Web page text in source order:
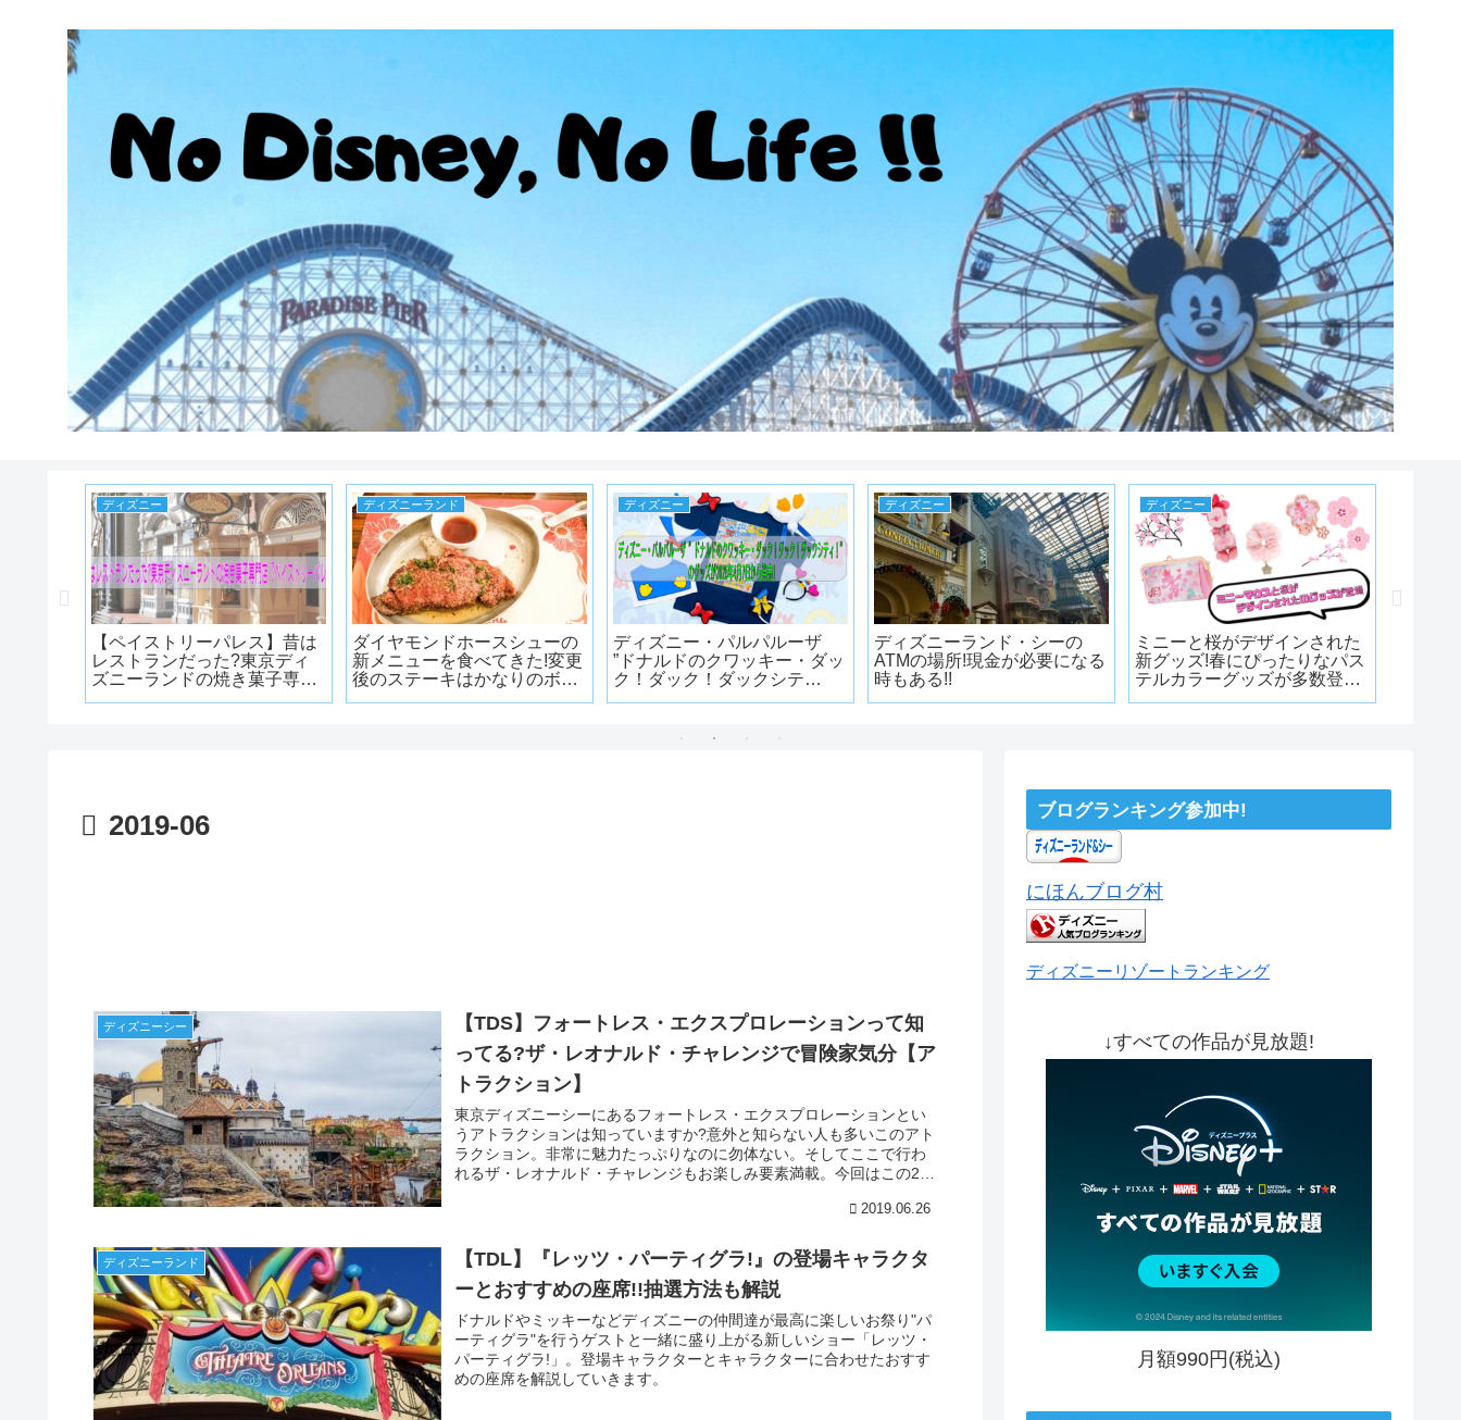
ディズニー
【ペイストリーパレス】昔は
レストランだった?東京ディ
ズニーランドの焼き菓子専門
ディズニーランド
ダイヤモンドホースシューの
新メニューを食べてきた!変更
後のステーキはかなりのボリ
ディズニー
ディズニー・パルパルーザ
”ドナルドのクワッキー・ダッ
ク！ダック！ダックシテ
ディズニー
ディズニーランド・シーの
ATMの場所!現金が必要になる
時もある!!
ディズニー
ミニーと桜がデザインされた
新グッズ!春にぴったりなパス
テルカラーグッズが多数登
2019-06
ディズニーシー
【TDS】フォートレス・エクスプロレーションって知
ってる?ザ・レオナルド・チャレンジで冒険家気分【ア
トラクション】
東京ディズニーシーにあるフォートレス・エクスプロレーションとい
うアトラクションは知っていますか?意外と知らない人も多いこのアト
ラクション。非常に魅力たっぷりなのに勿体ない。そしてここで行わ
れるザ・レオナルド・チャレンジもお楽しみ要素満載。今回はこの2つ
2019.06.26
ディズニーランド
【TDL】『レッツ・パーティグラ!』の登場キャラクタ
ーとおすすめの座席!!抽選方法も解説
ドナルドやミッキーなどディズニーの仲間達が最高に楽しいお祭り"パ
ーティグラ"を行うゲストと一緒に盛り上がる新しいショー「レッツ・
パーティグラ!」。登場キャラクターとキャラクターに合わせたおすす
めの座席を解説していきます。
ブログランキング参加中!
にほんブログ村
ディズニーリゾートランキング
↓すべての作品が見放題!
月額990円(税込)